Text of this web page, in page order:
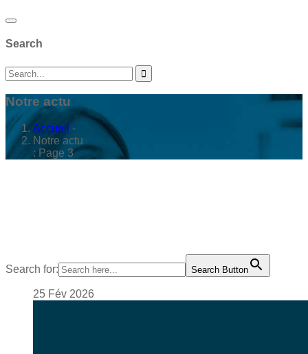
Search
Notre actu
Accueil -
Notre actu
: Page 3
Search for: Search Button
25 Fév 2026